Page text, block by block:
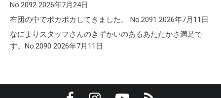
No.2092 2026年7月24日
布団の中でポカポカしてきました。 No.2091 2026年7月11日
なによりスタッフさんのきずかいのあるあたたかさ満足で
す。No.2090 2026年7月11日